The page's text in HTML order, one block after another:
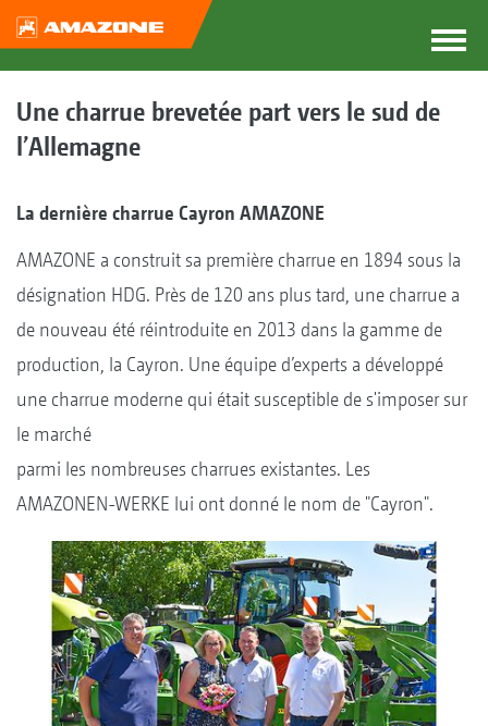
Une charrue brevetée part vers le sud de
l’Allemagne
La dernière charrue Cayron AMAZONE
AMAZONE a construit sa première charrue en 1894 sous la
désignation HDG. Près de 120 ans plus tard, une charrue a
de nouveau été réintroduite en 2013 dans la gamme de
production, la Cayron. Une équipe d’experts a développé
une charrue moderne qui était susceptible de s'imposer sur
le marché
parmi les nombreuses charrues existantes. Les
AMAZONEN-WERKE lui ont donné le nom de "Cayron".